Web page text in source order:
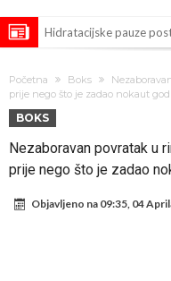
Hidratacijske pauze
Atletika?!
Ovo se Novaku nikad
Zverev se odmah
Infantino imao
novac od UEFA
Mourinho uvodi strogu
Početna Boks
prije nego što je zadao nokaut
BOKS
Nezaboravan povratak u
prije nego što je zadao
Objavljeno na 09:35, 04